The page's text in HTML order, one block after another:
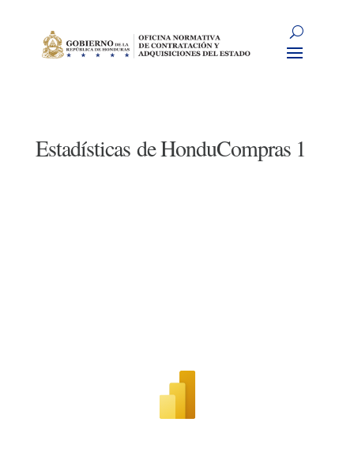
Estadísticas de HonduCompras 1